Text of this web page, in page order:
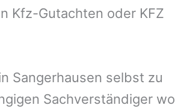
Kfz-Gutachten oder KFZ
Sangerhausen selbst zu
Sachverständiger wo